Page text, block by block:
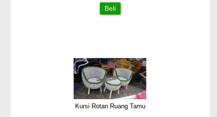
Beli
Kursi Rotan Ruang Tamu